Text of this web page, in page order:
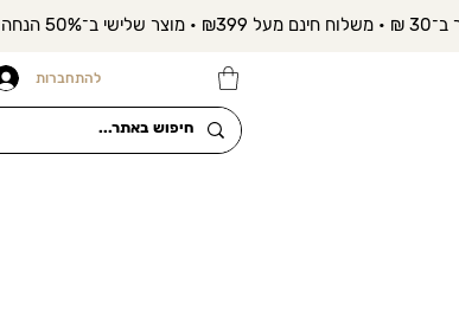
להתחברות